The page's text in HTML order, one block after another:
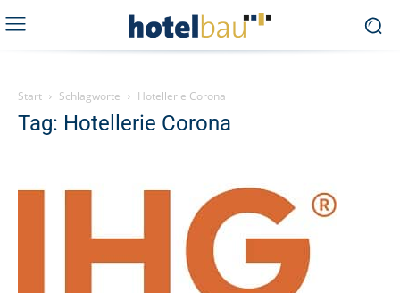
Start Schlagworte Hotellerie Corona
Tag: Hotellerie Corona